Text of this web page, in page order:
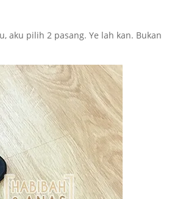
aku pilih 2 pasang. Ye lah kan. Bukan